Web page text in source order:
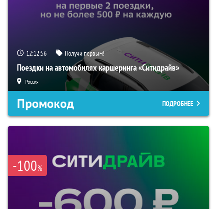
12:12:56 Получи первым!
Поездки на автомобилях каршеринга «Ситидрайв»
Россия
Промокод ПОДРОБНЕЕ
-100%